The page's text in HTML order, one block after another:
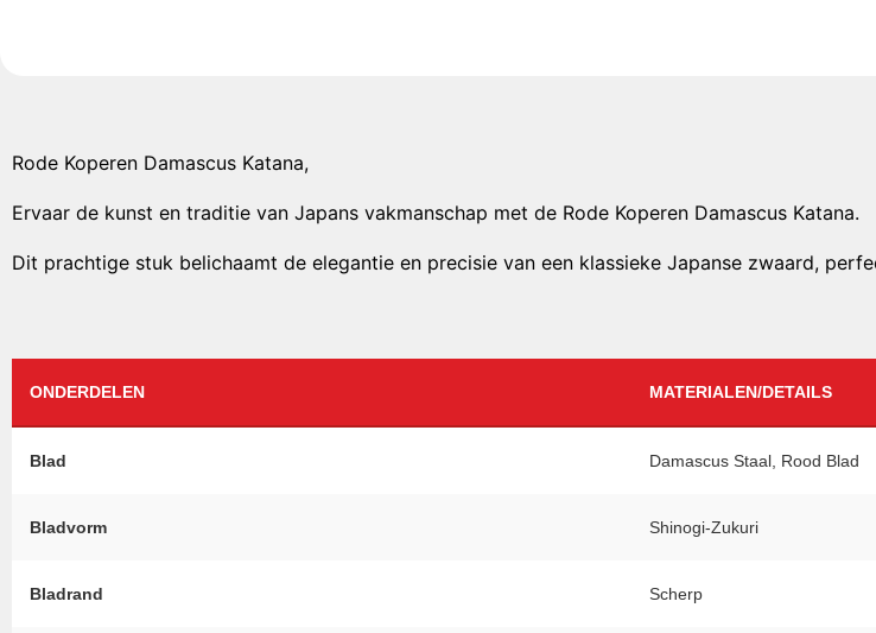
Rode Koperen Damascus Katana,
Ervaar de kunst en traditie van Japans vakmanschap met de Rode Koperen Damascus Katana.
Dit prachtige stuk belichaamt de elegantie en precisie van een klassieke Japanse zwaard,
ONDERDELEN MATERIALEN/DETAILS
Blad Damascus Staal, Rood Blad
Bladvorm Shinogi-Zukuri
Bladrand Scherp